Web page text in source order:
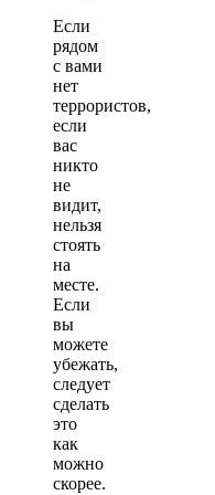
Если
рядом
с вами
нет
террористов,
если
вас
никто
не
видит,
нельзя
стоять
на
месте.
Если
вы
можете
убежать,
следует
сделать
это
как
можно
скорее.